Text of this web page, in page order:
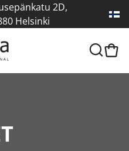
2D,
Helsinki